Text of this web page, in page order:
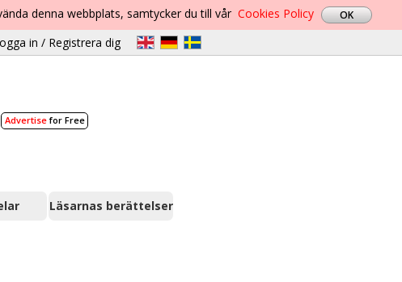
denna webbplats, samtycker du till vår Cookies Policy
in / Registrera dig
Advertisefor Free
Läsarnas berättelser